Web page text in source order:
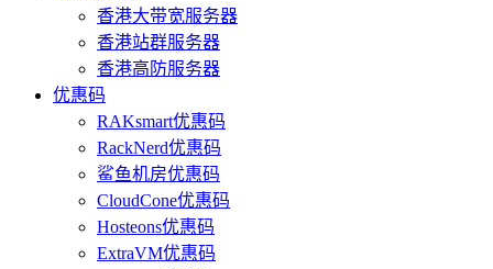
香港大带宽服务器
香港站群服务器
香港高防服务器
优惠码
RAKsmart优惠码
RackNerd优惠码
鲨鱼机房优惠码
CloudCone优惠码
Hosteons优惠码
ExtraVM优惠码